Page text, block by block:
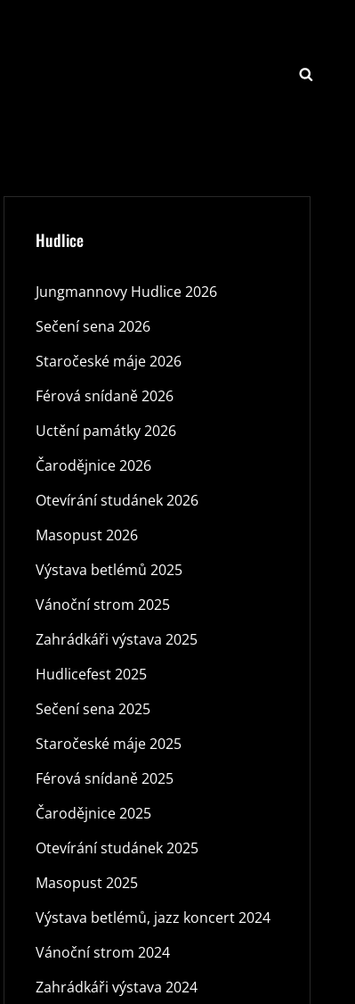
Hudlice
Jungmannovy Hudlice 2026
Sečení sena 2026
Staročeské máje 2026
Férová snídaně 2026
Uctění památky 2026
Čarodějnice 2026
Otevírání studánek 2026
Masopust 2026
Výstava betlémů 2025
Vánoční strom 2025
Zahrádkáři výstava 2025
Hudlicefest 2025
Sečení sena 2025
Staročeské máje 2025
Férová snídaně 2025
Čarodějnice 2025
Otevírání studánek 2025
Masopust 2025
Výstava betlémů, jazz koncert 2024
Vánoční strom 2024
Zahrádkáři výstava 2024